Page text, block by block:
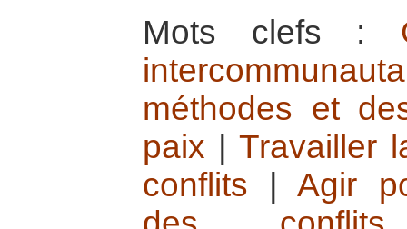
Mots clefs :
méthodes et
paix |Travailler
conflits |Agir